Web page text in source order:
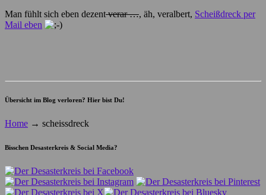
Man fühlt sich eben dezentverar …, äh, veralbert, Scheißdreck per
Mail eben
Übersicht im Blog verloren? Hier bist Du!
Home → scheissdreck
Bisschen Desasterkreis & Social Media?